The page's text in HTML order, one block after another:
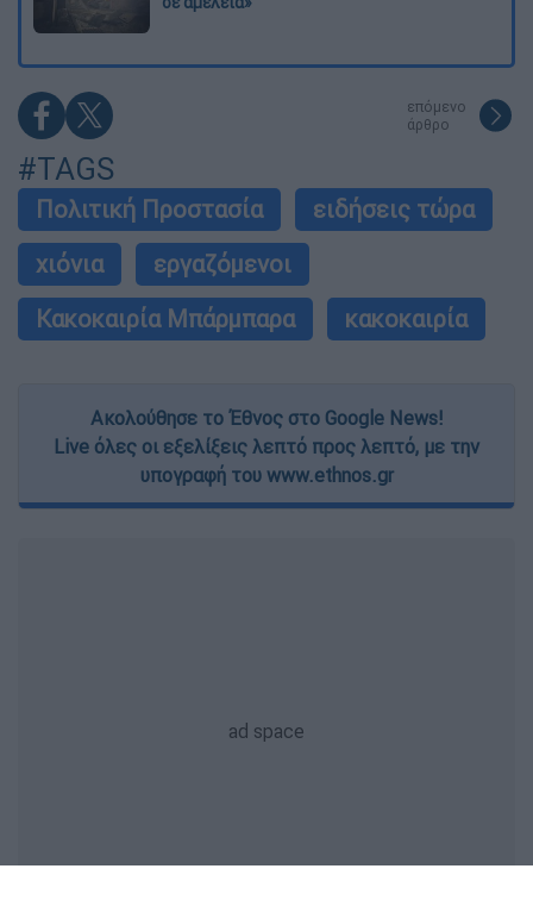
επόμενο
άρθρο
#TAGS
Πολιτική Προστασία
ειδήσεις τώρα
χιόνια
εργαζόμενοι
Κακοκαιρία Μπάρμπαρα
κακοκαιρία
Ακολούθησε το Έθνος στο Google News!
Live όλες οι εξελίξεις λεπτό προς λεπτό, με την
υπογραφή του www.ethnos.gr